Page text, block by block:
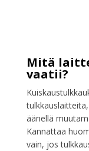
Mitä
vaatii?
äänellä
Kannattaa
vain, jos